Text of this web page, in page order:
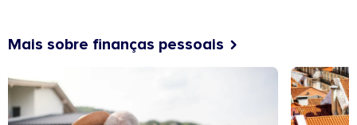
Mais sobre finanças pessoais